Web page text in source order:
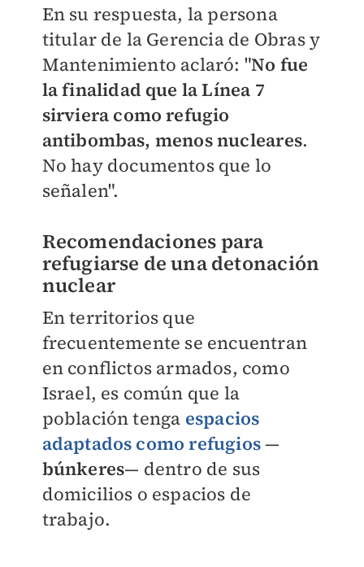
En su respuesta, la persona
titular de la Gerencia de Obras y
Mantenimiento aclaró: "No fue
la finalidad que la Línea 7
sirviera como refugio
antibombas, menos nucleares.
No hay documentos que lo
señalen".
Recomendaciones para
refugiarse de una detonación
nuclear
En territorios que
frecuentemente se encuentran
en conflictos armados, como
Israel, es común que la
población tenga espacios
adaptados como refugios—
búnkeres— dentro de sus
domicilios o espacios de
trabajo.